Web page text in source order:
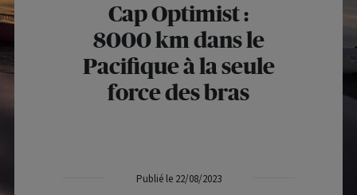
Cap Optimist :
8000 km dans le
Pacifique à la seule
force des bras
Publié le 22/08/2023